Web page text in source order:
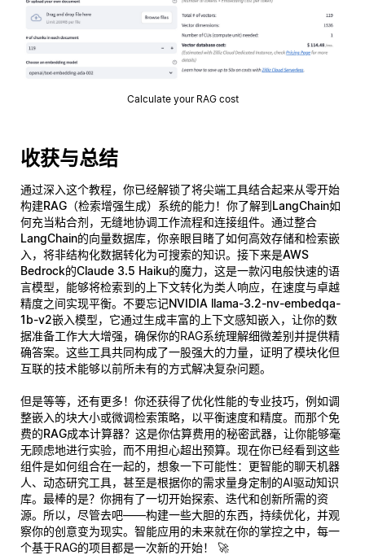
Calculate your RAG cost
收获与总结
通过深入这个教程，你已经解锁了将尖端工具结合起来从零开始
构建RAG（检索增强生成）系统的能力！你了解到LangChain如
何充当粘合剂，无缝地协调工作流程和连接组件。通过整合
LangChain的向量数据库，你亲眼目睹了如何高效存储和检索嵌
入，将非结构化数据转化为可搜索的知识。接下来是AWS
Bedrock的Claude 3.5 Haiku的魔力，这是一款闪电般快速的语
言模型，能够将检索到的上下文转化为类人响应，在速度与卓越
精度之间实现平衡。不要忘记NVIDIA llama-3.2-nv-embedqa-
1b-v2嵌入模型，它通过生成丰富的上下文感知嵌入，让你的数
据准备工作大大增强，确保你的RAG系统理解细微差别并提供精
确答案。这些工具共同构成了一股强大的力量，证明了模块化但
互联的技术能够以前所未有的方式解决复杂问题。
但是等等，还有更多！你还获得了优化性能的专业技巧，例如调
整嵌入的块大小或微调检索策略，以平衡速度和精度。而那个免
费的RAG成本计算器？这是你估算费用的秘密武器，让你能够毫
无顾虑地进行实验，而不用担心超出预算。现在你已经看到这些
组件是如何组合在一起的，想象一下可能性：更智能的聊天机器
人、动态研究工具，甚至是根据你的需求量身定制的AI驱动知识
库。最棒的是？你拥有了一切开始探索、迭代和创新所需的资
源。所以，尽管去吧——构建一些大胆的东西，持续优化，并观
察你的创意变为现实。智能应用的未来就在你的掌控之中，每一
个基于RAG的项目都是一次新的开始！ 🚀